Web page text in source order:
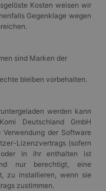
Kosten weisen wir
Gegenklage wegen
sind Marken der
bleiben vorbehalten.
werden kann
Deutschland GmbH
der Software
Lizenzvertrags (sofern
in ihr enthalten ist
nur berechtigt, eine
zu installieren, wenn sie
zustimmen.